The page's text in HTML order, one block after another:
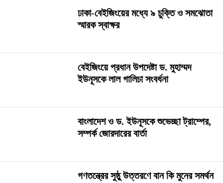
ঢাকা-বেইজিংয়ের মধ্যে ৯ চুক্তি ও সমঝোতা
স্মারক স্বাক্ষর
বেইজিংয়ে প্রধান উপদেষ্টা ড. মুহাম্মদ
ইউনূসকে লাল গালিচা সংবর্ধনা
বাংলাদেশ ও ড. ইউনূসকে শুভেচ্ছা ট্রাম্পের,
সম্পর্ক জোরদারের বার্তা
গণতন্ত্রের সুষ্ঠু উত্তরণে বান কি মুনের সমর্থন